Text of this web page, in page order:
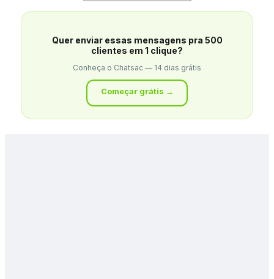
Quer enviar essas mensagens pra 500
clientes em 1 clique?
Conheça o Chatsac — 14 dias grátis
Começar grátis →